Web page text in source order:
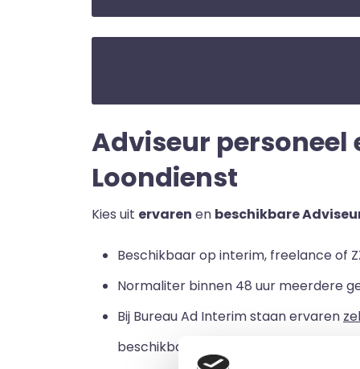
Adviseur personeel
Loondienst
Kies uit ervaren en beschikbare
Beschikbaar op interim, freelance of
Normaliter binnen 48 uur meerdere
Bij Bureau Ad Interim staan ervaren
beschikbaar zijn voor een